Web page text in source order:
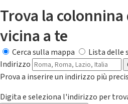
Trova la
vicina a te
Cerca sulla mappa
Lista delle
Indirizzo
Prova a inserire un indirizzo più
Digita e seleziona l'indirizzo per